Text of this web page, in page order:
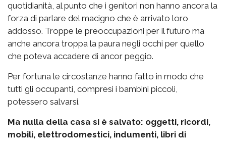
quotidianità, al punto che i genitori non hanno ancora la
forza di parlare del macigno che è arrivato loro
addosso. Troppe le preoccupazioni per il futuro ma
anche ancora troppa la paura negli occhi per quello
che poteva accadere di ancor peggio.
Per fortuna le circostanze hanno fatto in modo che
tutti gli occupanti, compresi i bambini piccoli,
potessero salvarsi.
Ma nulla della casa si è salvato: oggetti, ricordi,
mobili, elettrodomestici, indumenti, libri di